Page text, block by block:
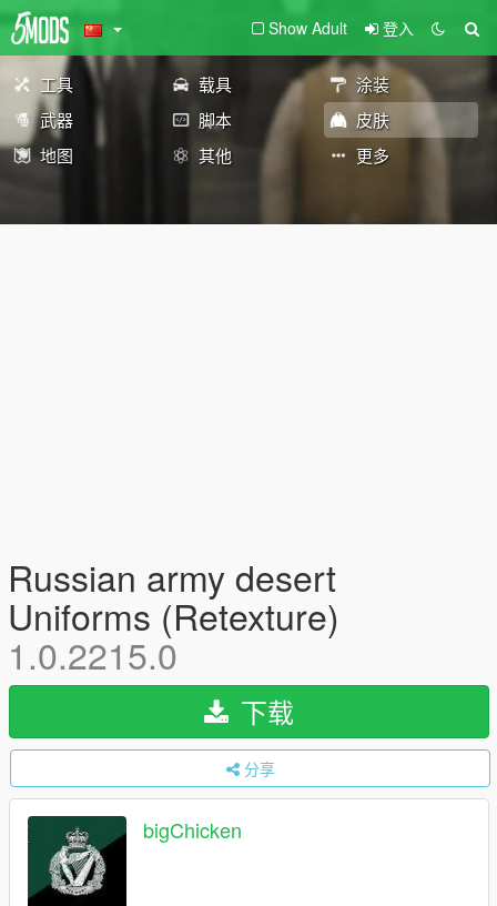
Show Adult 登入
工具 载具
涂装
武器
脚本
皮肤
地图
其他 更多
Russian army desert
Uniforms (Retexture)
1.0.2215.0
下载
分享
bigChicken